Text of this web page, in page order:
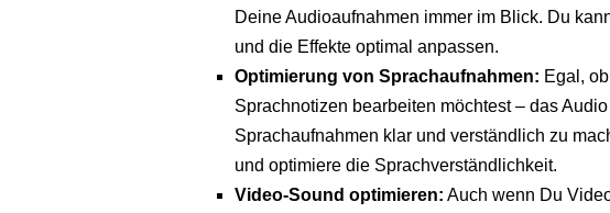
Deine Audioaufnahmen immer im Blick. Du
und die Effekte optimal anpassen.
Optimierung von Sprachaufnahmen: Egal,
Sprachnotizen bearbeiten möchtest – das
Sprachaufnahmen klar und verständlich zu
und optimiere die Sprachverständlichkeit.
Video-Sound optimieren: Auch wenn Du